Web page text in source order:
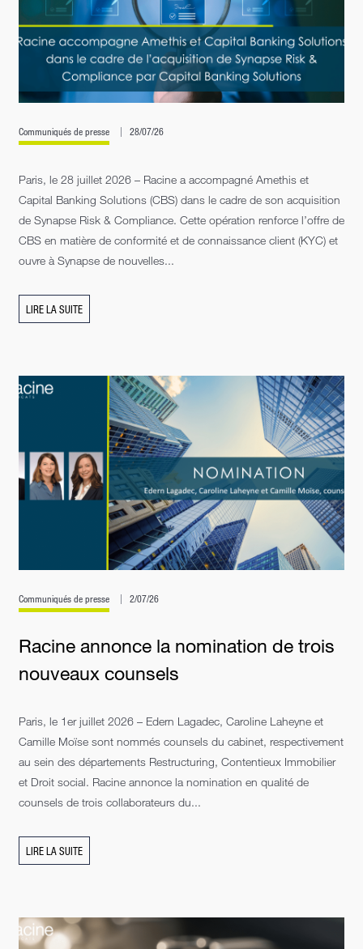
Communiqués de presse 28/07/26
Paris, le 28 juillet 2026 – Racine a accompagné Amethis et
Capital Banking Solutions (CBS) dans le cadre de son acquisition
de Synapse Risk & Compliance. Cette opération renforce l’offre de
CBS en matière de conformité et de connaissance client (KYC) et
ouvre à Synapse de nouvelles...
LIRE LA SUITE
Communiqués de presse 2/07/26
Racine annonce la nomination de trois
nouveaux counsels
Paris, le 1er juillet 2026 – Edern Lagadec, Caroline Laheyne et
Camille Moïse sont nommés counsels du cabinet, respectivement
au sein des départements Restructuring, Contentieux Immobilier
et Droit social. Racine annonce la nomination en qualité de
counsels de trois collaborateurs du...
LIRE LA SUITE